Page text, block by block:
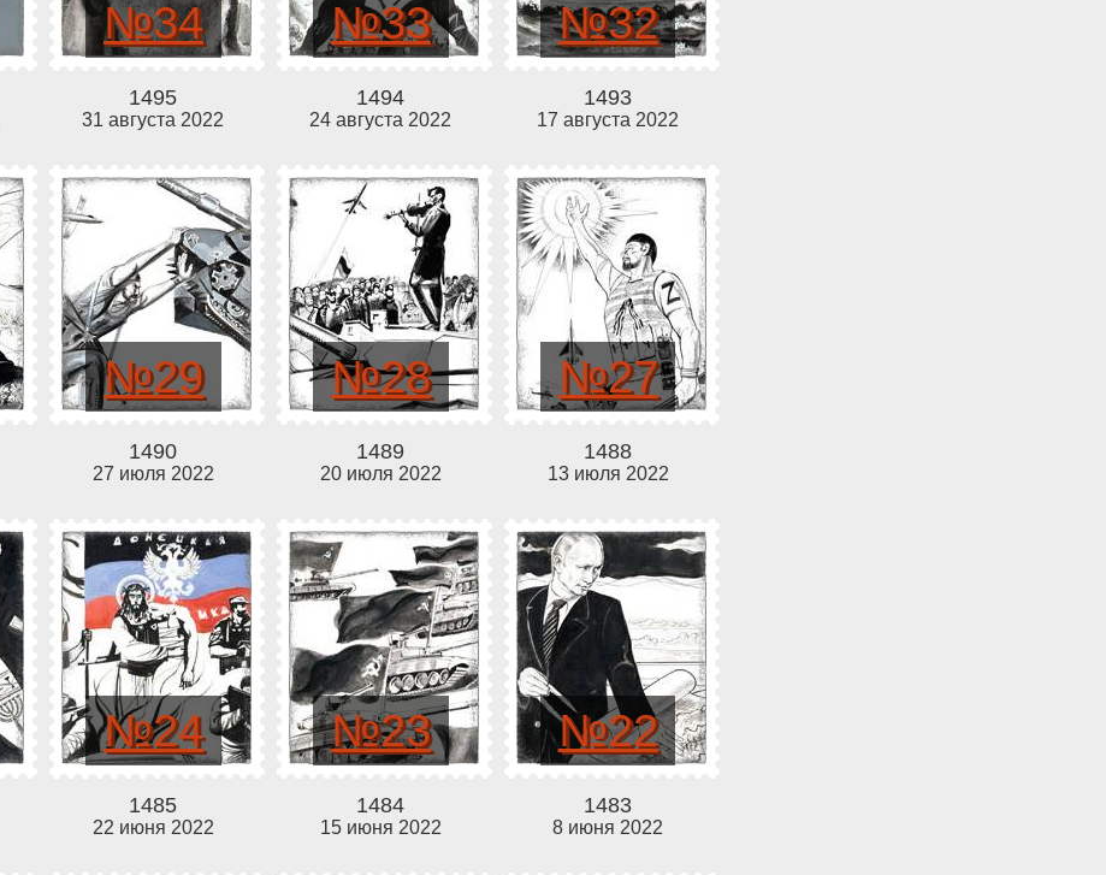
№34
1495
31 августа 2022
№33
1494
24 августа 2022
№32
1493
17 августа 2022
№29
1490
27 июля 2022
№28
1489
20 июля 2022
№27
1488
13 июля 2022
№24
1485
22 июня 2022
№23
1484
15 июня 2022
№22
1483
8 июня 2022